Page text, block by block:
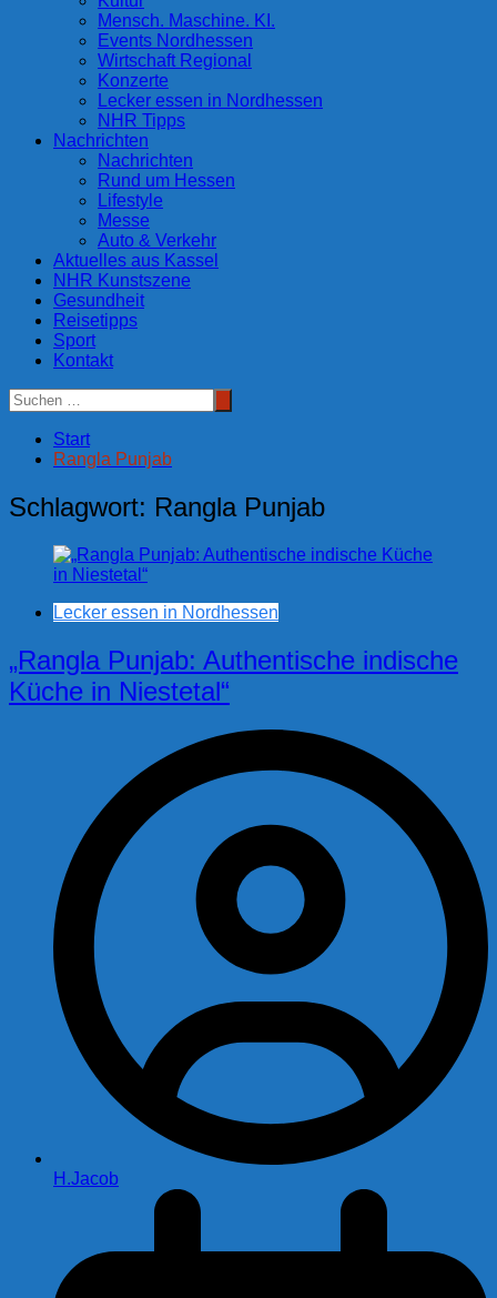
Mensch. Maschine. KI.
Events Nordhessen
Wirtschaft Regional
Konzerte
Lecker essen in Nordhessen
NHR Tipps
Nachrichten
Nachrichten
Rund um Hessen
Lifestyle
Messe
Auto & Verkehr
Aktuelles aus Kassel
NHR Kunstszene
Gesundheit
Reisetipps
Sport
Kontakt
Start
Rangla Punjab
Schlagwort: Rangla Punjab
Lecker essen in Nordhessen
„Rangla Punjab: Authentische indische
Küche in Niestetal“
H.Jacob